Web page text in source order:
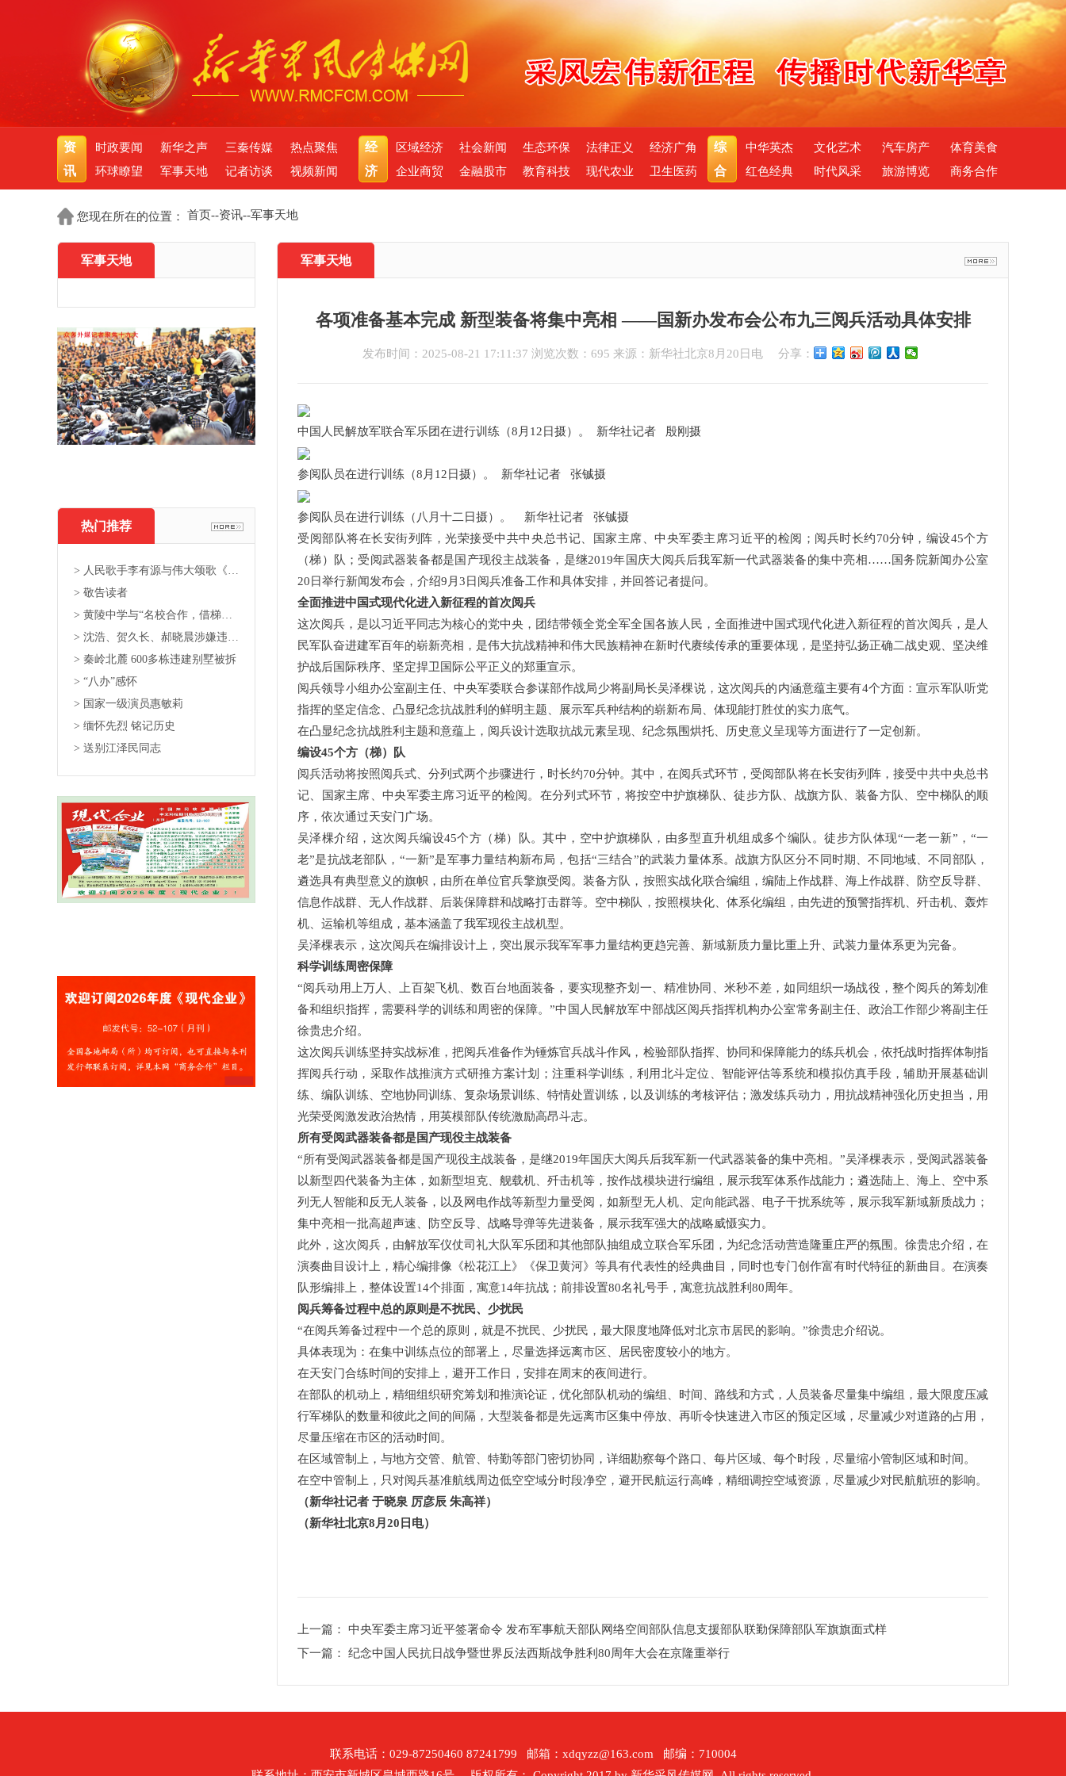
资
讯
时政要闻 新华之声 三秦传媒
热点聚焦
环球瞭望
军事天地 记者访谈 视频新闻
经
济
区域经济 社会新闻 生态环保 法律正义
经济广角
企业商贸
金融股市 教育科技 现代农业 卫生医药
综
合
中华英杰 文化艺术 汽车房产
体育美食
红色经典
时代风采 旅游博览 商务合作
您现在所在的位置： 首页--资讯--军事天地
军事天地
热门推荐
> 敬告读者
> 秦岭北麓 600多栋违建别墅被拆
> “八办”感怀
> 国家一级演员惠敏莉
> 缅怀先烈 铭记历史
> 送别江泽民同志
军事天地
各项准备基本完成 新型装备将集中亮相 ——国新办发布会公布九三阅兵活动具体安排
发布时间：2025-08-21 17:11:37 浏览次数：695 来源：新华社北京8月20日电 分享：
中国人民解放军联合军乐团在进行训练（8月12日摄）。 新华社记者 殷刚摄
参阅队员在进行训练（8月12日摄）。 新华社记者 张铖摄
参阅队员在进行训练（八月十二日摄）。 新华社记者 张铖摄
受阅部队将在长安街列阵，光荣接受中共中央总书记、国家主席、中央军委主席习近平的检阅；阅兵时长约70分钟，编设45个方
（梯）队；受阅武器装备都是国产现役主战装备，是继2019年国庆大阅兵后我军新一代武器装备的集中亮相……国务院新闻办公室
20日举行新闻发布会，介绍9月3日阅兵准备工作和具体安排，并回答记者提问。
全面推进中国式现代化进入新征程的首次阅兵
这次阅兵，是以习近平同志为核心的党中央，团结带领全党全军全国各族人民，全面推进中国式现代化进入新征程的首次阅兵，是人
民军队奋进建军百年的崭新亮相，是伟大抗战精神和伟大民族精神在新时代赓续传承的重要体现，是坚持弘扬正确二战史观、坚决维
护战后国际秩序、坚定捍卫国际公平正义的郑重宣示。
阅兵领导小组办公室副主任、中央军委联合参谋部作战局少将副局长吴泽棵说，这次阅兵的内涵意蕴主要有4个方面：宣示军队听党
指挥的坚定信念、凸显纪念抗战胜利的鲜明主题、展示军兵种结构的崭新布局、体现能打胜仗的实力底气。
在凸显纪念抗战胜利主题和意蕴上，阅兵设计选取抗战元素呈现、纪念氛围烘托、历史意义呈现等方面进行了一定创新。
编设45个方（梯）队
阅兵活动将按照阅兵式、分列式两个步骤进行，时长约70分钟。其中，在阅兵式环节，受阅部队将在长安街列阵，接受中共中央总书
记、国家主席、中央军委主席习近平的检阅。在分列式环节，将按空中护旗梯队、徒步方队、战旗方队、装备方队、空中梯队的顺
序，依次通过天安门广场。
吴泽棵介绍，这次阅兵编设45个方（梯）队。其中，空中护旗梯队，由多型直升机组成多个编队。徒步方队体现“一老一新”，“一
老”是抗战老部队，“一新”是军事力量结构新布局，包括“三结合”的武装力量体系。战旗方队区分不同时期、不同地域、不同部队，
遴选具有典型意义的旗帜，由所在单位官兵擎旗受阅。装备方队，按照实战化联合编组，编陆上作战群、海上作战群、防空反导群、
信息作战群、无人作战群、后装保障群和战略打击群等。空中梯队，按照模块化、体系化编组，由先进的预警指挥机、歼击机、轰炸
机、运输机等组成，基本涵盖了我军现役主战机型。
吴泽棵表示，这次阅兵在编排设计上，突出展示我军军事力量结构更趋完善、新域新质力量比重上升、武装力量体系更为完备。
科学训练周密保障
“阅兵动用上万人、上百架飞机、数百台地面装备，要实现整齐划一、精准协同、米秒不差，如同组织一场战役，整个阅兵的筹划准
备和组织指挥，需要科学的训练和周密的保障。”中国人民解放军中部战区阅兵指挥机构办公室常务副主任、政治工作部少将副主任
徐贵忠介绍。
这次阅兵训练坚持实战标准，把阅兵准备作为锤炼官兵战斗作风，检验部队指挥、协同和保障能力的练兵机会，依托战时指挥体制指
挥阅兵行动，采取作战推演方式研推方案计划；注重科学训练，利用北斗定位、智能评估等系统和模拟仿真手段，辅助开展基础训
练、编队训练、空地协同训练、复杂场景训练、特情处置训练，以及训练的考核评估；激发练兵动力，用抗战精神强化历史担当，用
光荣受阅激发政治热情，用英模部队传统激励高昂斗志。
所有受阅武器装备都是国产现役主战装备
“所有受阅武器装备都是国产现役主战装备，是继2019年国庆大阅兵后我军新一代武器装备的集中亮相。”吴泽棵表示，受阅武器装备
以新型四代装备为主体，如新型坦克、舰载机、歼击机等，按作战模块进行编组，展示我军体系作战能力；遴选陆上、海上、空中系
列无人智能和反无人装备，以及网电作战等新型力量受阅，如新型无人机、定向能武器、电子干扰系统等，展示我军新域新质战力；
集中亮相一批高超声速、防空反导、战略导弹等先进装备，展示我军强大的战略威慑实力。
此外，这次阅兵，由解放军仪仗司礼大队军乐团和其他部队抽组成立联合军乐团，为纪念活动营造隆重庄严的氛围。徐贵忠介绍，在
演奏曲目设计上，精心编排像《松花江上》《保卫黄河》等具有代表性的经典曲目，同时也专门创作富有时代特征的新曲目。在演奏
队形编排上，整体设置14个排面，寓意14年抗战；前排设置80名礼号手，寓意抗战胜利80周年。
阅兵筹备过程中总的原则是不扰民、少扰民
“在阅兵筹备过程中一个总的原则，就是不扰民、少扰民，最大限度地降低对北京市居民的影响。”徐贵忠介绍说。
具体表现为：在集中训练点位的部署上，尽量选择远离市区、居民密度较小的地方。
在天安门合练时间的安排上，避开工作日，安排在周末的夜间进行。
在部队的机动上，精细组织研究筹划和推演论证，优化部队机动的编组、时间、路线和方式，人员装备尽量集中编组，最大限度压减
行军梯队的数量和彼此之间的间隔，大型装备都是先远离市区集中停放、再听令快速进入市区的预定区域，尽量减少对道路的占用，
尽量压缩在市区的活动时间。
在区域管制上，与地方交管、航管、特勤等部门密切协同，详细勘察每个路口、每片区域、每个时段，尽量缩小管制区域和时间。
在空中管制上，只对阅兵基准航线周边低空空域分时段净空，避开民航运行高峰，精细调控空域资源，尽量减少对民航航班的影响。
（新华社记者 于晓泉 厉彦辰 朱高祥）
（新华社北京8月20日电）
上一篇： 中央军委主席习近平签署命令 发布军事航天部队网络空间部队信息支援部队联勤保障部队军旗旗面式样
下一篇： 纪念中国人民抗日战争暨世界反法西斯战争胜利80周年大会在京隆重举行
联系电话：029-87250460 87241799 邮箱：xdqyzz@163.com 邮编：710004